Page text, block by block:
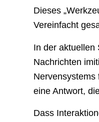
Dieses
Vereinfacht
In der aktuellen
Nachrichten
Nervensystems
eine Antwort,
Dass